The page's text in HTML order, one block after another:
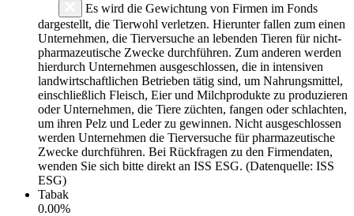
Es wird die Gewichtung von Firmen im Fonds
dargestellt, die Tierwohl verletzen. Hierunter fallen zum einen
Unternehmen, die Tierversuche an lebenden Tieren für nicht-
pharmazeutische Zwecke durchführen. Zum anderen werden
hierdurch Unternehmen ausgeschlossen, die in intensiven
landwirtschaftlichen Betrieben tätig sind, um Nahrungsmittel,
einschließlich Fleisch, Eier und Milchprodukte zu produzieren
oder Unternehmen, die Tiere züchten, fangen oder schlachten,
um ihren Pelz und Leder zu gewinnen. Nicht ausgeschlossen
werden Unternehmen die Tierversuche für pharmazeutische
Zwecke durchführen. Bei Rückfragen zu den Firmendaten,
wenden Sie sich bitte direkt an ISS ESG. (Datenquelle: ISS
ESG)
Tabak
0.00%